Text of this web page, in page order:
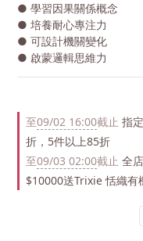
● 學習因果關係概念
● 培養耐心專注力
● 可設計機關變化
● 啟蒙邏輯思維力
至09/02 16:00截止 指
折，5件以上85折
至09/03 02:00截止 全
$10000送Trixie 恬織有